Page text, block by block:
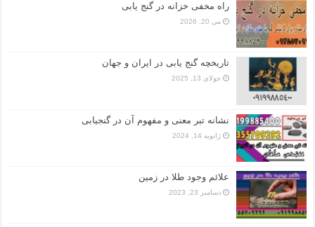
راه مخفی خزانه در گنج یابی
می 20, 2026
تاریخچه گنج‌ یابی در ایران و جهان
جولای 13, 2025
نشانه تبر معنی و مفهوم آن در گنجیابی
ژانویه 14, 2024
علائم وجود طلا در زمین
دسامبر 23, 2023